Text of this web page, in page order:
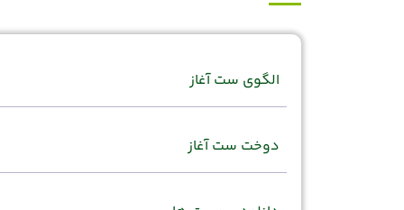
الگوی ست آغاز
دوخت ست آغاز